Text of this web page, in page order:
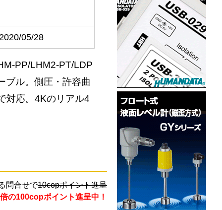
05/28
PP/LHM2-PT/LDP
ブル。側圧・許容曲
対応。4Kのリアル4
問合せで10copポイント進呈
の100copポイント進呈中！